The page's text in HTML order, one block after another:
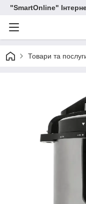
"SmartOnline"
Товари та